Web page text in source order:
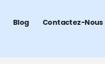
Blog Contactez-Nous